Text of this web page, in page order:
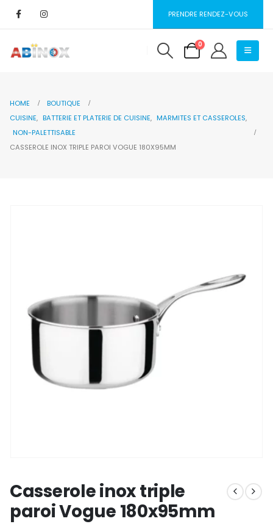
PRENDRE RENDEZ-VOUS
0
HOME
BOUTIQUE
CUISINE, BATTERIE ET PLATERIE DE CUISINE, MARMITES ET CASSEROLES,
NON-PALETTISABLE
CASSEROLE INOX TRIPLE PAROI VOGUE 180X95MM
Casserole inox triple
paroi Vogue 180x95mm